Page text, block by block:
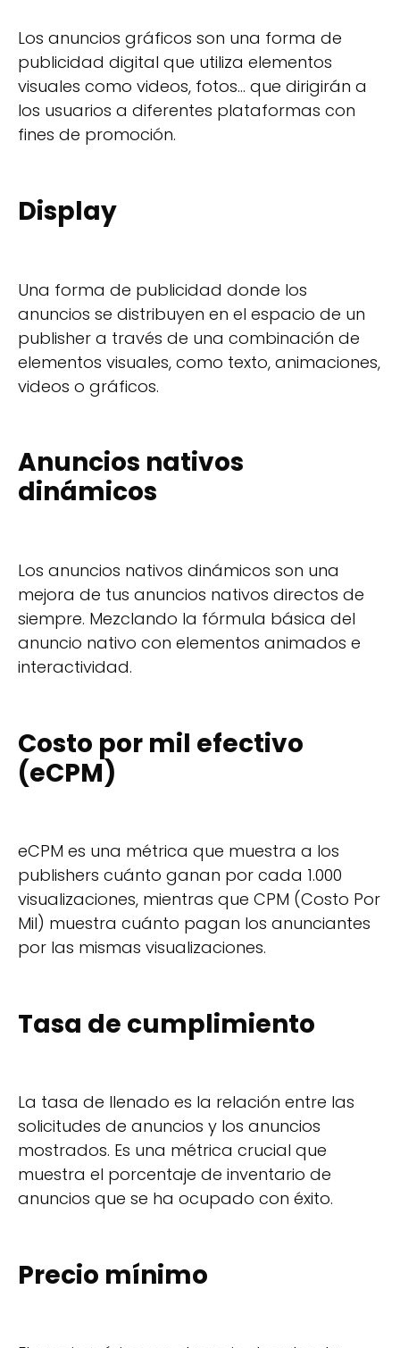
Los anuncios gráficos son una forma de
publicidad digital que utiliza elementos
visuales como videos, fotos... que dirigirán a
los usuarios a diferentes plataformas con
fines de promoción.
Display
Una forma de publicidad donde los
anuncios se distribuyen en el espacio de un
publisher a través de una combinación de
elementos visuales, como texto, animaciones,
videos o gráficos.
Anuncios nativos
dinámicos
Los anuncios nativos dinámicos son una
mejora de tus anuncios nativos directos de
siempre. Mezclando la fórmula básica del
anuncio nativo con elementos animados e
interactividad.
Costo por mil efectivo
(eCPM)
eCPM es una métrica que muestra a los
publishers cuánto ganan por cada 1.000
visualizaciones, mientras que CPM (Costo Por
Mil) muestra cuánto pagan los anunciantes
por las mismas visualizaciones.
Tasa de cumplimiento
La tasa de llenado es la relación entre las
solicitudes de anuncios y los anuncios
mostrados. Es una métrica crucial que
muestra el porcentaje de inventario de
anuncios que se ha ocupado con éxito.
Precio mínimo